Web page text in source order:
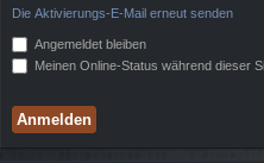
Die Aktivierungs-E-Mail erneut senden
Angemeldet bleiben
Meinen Online-Status während dieser